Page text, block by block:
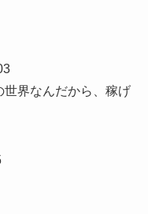
界なんだから、稼げ